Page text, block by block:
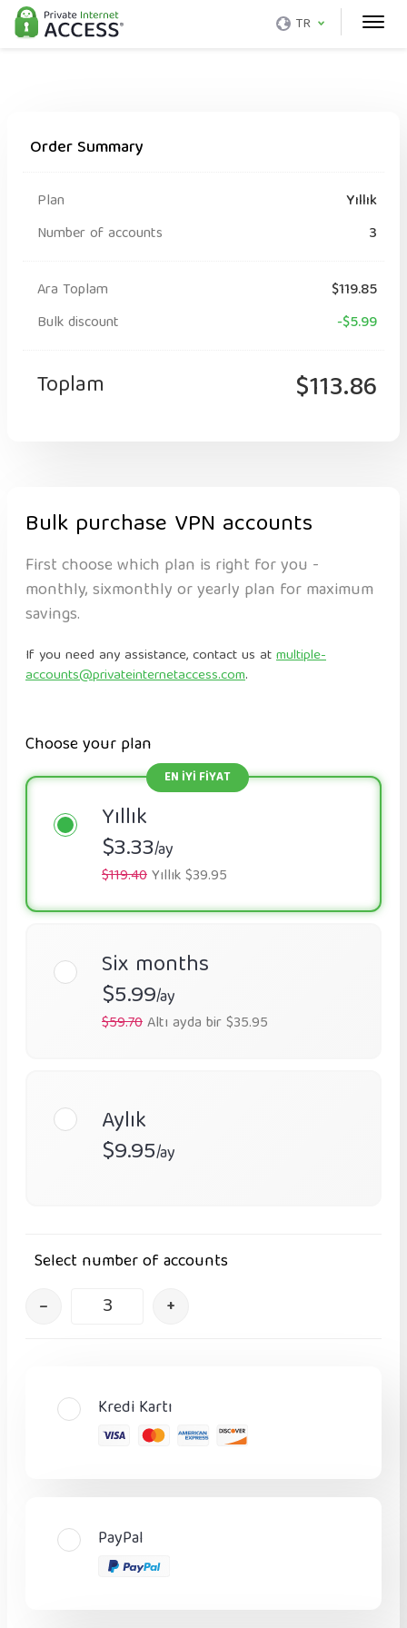
TR
Order Summary
Plan
Yıllık
Number of accounts
3
Ara Toplam
$119.85
Bulk discount
-$5.99
Toplam $113.86
Bulk purchase VPN accounts
First choose which plan is right for you -
monthly, sixmonthly or yearly plan for maximum
savings.
If you need any assistance, contact us atmultiple-
accounts@privateinternetaccess.com.
Choose your plan
Yıllık
$3.33/ay
$119.40Yıllık $39.95
Six months
$5.99/ay
$59.70Altı ayda bir $35.95
Aylık
$9.95/ay
Select number of accounts
– +
Kredi Kartı
PayPal